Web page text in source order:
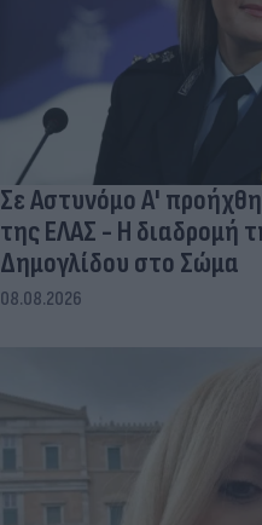
Σε Αστυνόμο Α'
της ΕΛΑΣ - Η διαδρομή
Δημογλίδου στο Σώμα
08.08.2026